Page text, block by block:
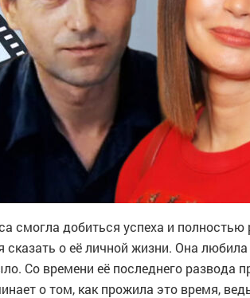
смогла добиться успеха и
сказать о её личной жизни. Она
Со времени её последнего развода
о том, как прожила это время,